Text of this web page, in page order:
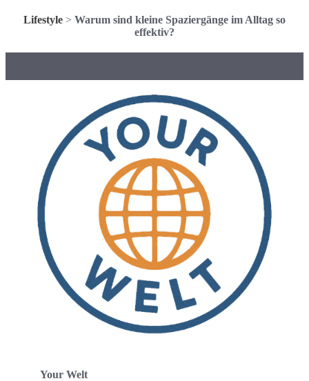
Lifestyle > Warum sind kleine Spaziergänge im Alltag so
effektiv?
Your Welt